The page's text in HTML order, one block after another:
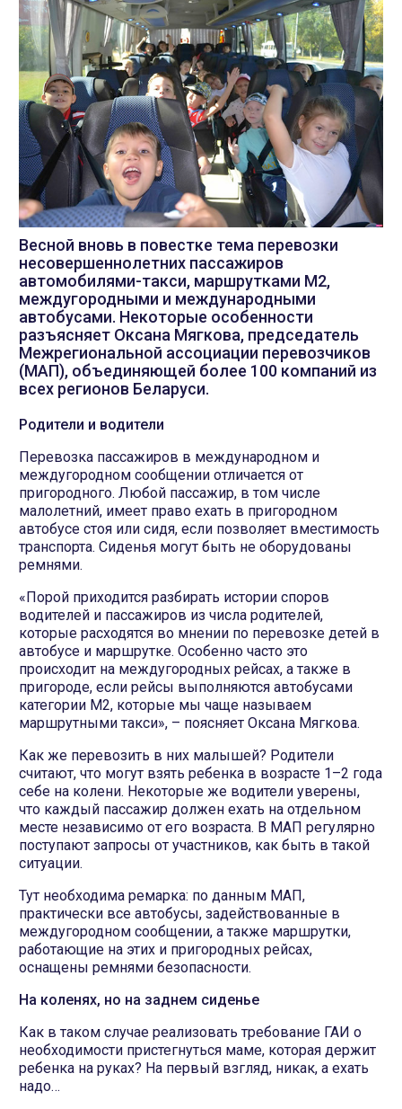
Весной вновь в повестке тема перевозки
несовершеннолетних пассажиров
автомобилями-такси, маршрутками М2,
междугородными и международными
автобусами. Некоторые особенности
разъясняет Оксана Мягкова, председатель
Межрегиональной ассоциации перевозчиков
(МАП), объединяющей более 100 компаний из
всех регионов Беларуси.
Родители и водители
Перевозка пассажиров в международном и
междугородном сообщении отличается от
пригородного. Любой пассажир, в том числе
малолетний, имеет право ехать в пригородном
автобусе стоя или сидя, если позволяет вместимость
транспорта. Сиденья могут быть не оборудованы
ремнями.
«Порой приходится разбирать истории споров
водителей и пассажиров из числа родителей,
которые расходятся во мнении по перевозке детей в
автобусе и маршрутке. Особенно часто это
происходит на междугородных рейсах, а также в
пригороде, если рейсы выполняются автобусами
категории М2, которые мы чаще называем
маршрутными такси», – поясняет Оксана Мягкова.
Как же перевозить в них малышей? Родители
считают, что могут взять ребенка в возрасте 1–2 года
себе на колени. Некоторые же водители уверены,
что каждый пассажир должен ехать на отдельном
месте независимо от его возраста. В МАП регулярно
поступают запросы от участников, как быть в такой
ситуации.
Тут необходима ремарка: по данным МАП,
практически все автобусы, задействованные в
междугородном сообщении, а также маршрутки,
работающие на этих и пригородных рейсах,
оснащены ремнями безопасности.
На коленях, но на заднем сиденье
Как в таком случае реализовать требование ГАИ о
необходимости пристегнуться маме, которая держит
ребенка на руках? На первый взгляд, никак, а ехать
надо…